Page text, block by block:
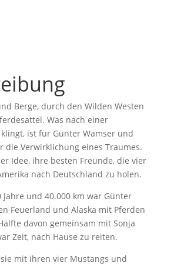
Berge, durch den Wilden Westen
Was nach einer
ist für Günter Wamser und
die Verwirklichung eines Traumes.
Idee, ihre besten Freunde, die vier
nach Deutschland zu holen.
und 40.000 km war Günter
Feuerland und Alaska mit Pferden
davon gemeinsam mit Sonja
Zeit, nach Hause zu reiten.
mit ihren vier Mustangs und